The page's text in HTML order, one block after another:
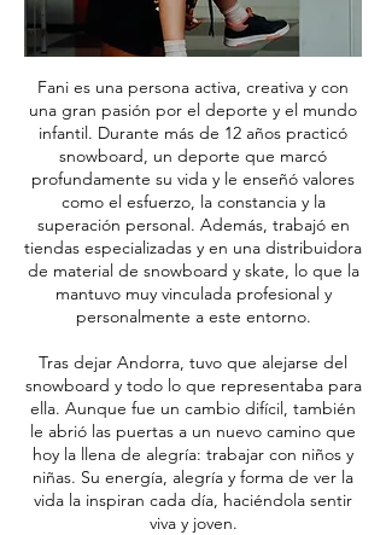
Fani es una persona activa, creativa y con
una gran pasión por el deporte y el mundo
infantil. Durante más de 12 años practicó
snowboard, un deporte que marcó
profundamente su vida y le enseñó valores
como el esfuerzo, la constancia y la
superación personal. Además, trabajó en
tiendas especializadas y en una distribuidora
de material de snowboard y skate, lo que la
mantuvo muy vinculada profesional y
personalmente a este entorno.
Tras dejar Andorra, tuvo que alejarse del
snowboard y todo lo que representaba para
ella. Aunque fue un cambio difícil, también
le abrió las puertas a un nuevo camino que
hoy la llena de alegría: trabajar con niños y
niñas. Su energía, alegría y forma de ver la
vida la inspiran cada día, haciéndola sentir
viva y joven.